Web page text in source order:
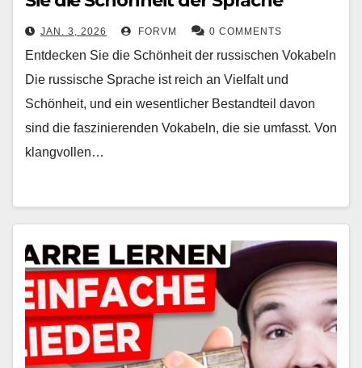
JAN. 3, 2026 FORVM 0 COMMENTS
Entdecken Sie die Schönheit der russischen Vokabeln
Die russische Sprache ist reich an Vielfalt und
Schönheit, und ein wesentlicher Bestandteil davon
sind die faszinierenden Vokabeln, die sie umfasst. Von
klangvollen…